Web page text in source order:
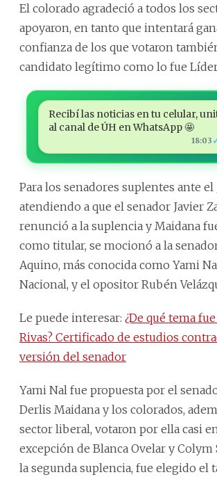
El colorado agradeció a todos los
apoyaron, en tanto que intentará
confianza de los que votaron
candidato legítimo como lo fue
Recibí las noticias en tu celular,
al canal de ÚH en WhatsApp 🤩
18:03
Para los senadores suplentes ante el
atendiendo a que el senador Javier
renunció a la suplencia y Maidana
como titular, se mocionó a la
Aquino, más conocida como Yami
Nacional, y el opositor Rubén
Le puede interesar: ¿De qué tema
Rivas? Certificado de estudios
versión del senador
Yami Nal fue propuesta por el
Derlis Maidana y los colorados,
sector liberal, votaron por ella casi
excepción de Blanca Ovelar y Colym
la segunda suplencia, fue elegido el